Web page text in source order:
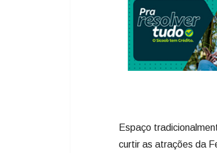
Espaço
curtir as atrações da